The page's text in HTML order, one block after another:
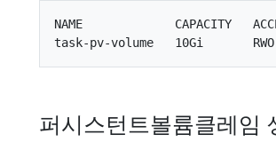
NAME             CAPACITY
퍼시스턴트볼륨클레임